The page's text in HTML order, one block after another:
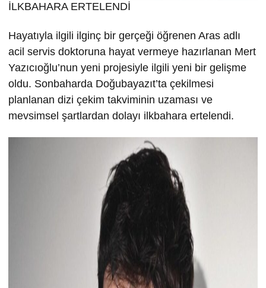
İLKBAHARA ERTELENDİ
Hayatıyla ilgili ilginç bir gerçeği öğrenen Aras adlı
acil servis doktoruna hayat vermeye hazırlanan Mert
Yazıcıoğlu’nun yeni projesiyle ilgili yeni bir gelişme
oldu. Sonbaharda Doğubayazıt’ta çekilmesi
planlanan dizi çekim takviminin uzaması ve
mevsimsel şartlardan dolayı ilkbahara ertelendi.